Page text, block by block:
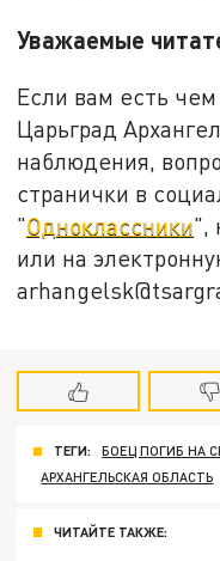
Уважаемые
Если вам есть
Царьград
наблюдения,
странички в
"Одноклассники",
или на
ТЕГИ: БОЕЦ ПОГИБ НА
АРХАНГЕЛЬСКАЯ ОБЛАСТЬ
ЧИТАЙТЕ ТАКЖЕ: